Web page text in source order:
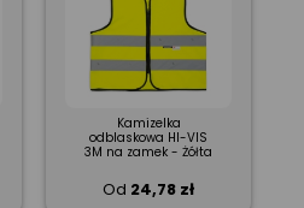
Kamizelka
odblaskowa HI-VIS
3M na zamek - Żółta
Od 24,78 zł